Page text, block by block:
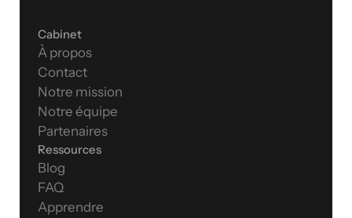
Cabinet
À propos
Contact
Notre mission
Notre équipe
Partenaires
Ressources
Blog
FAQ
Apprendre